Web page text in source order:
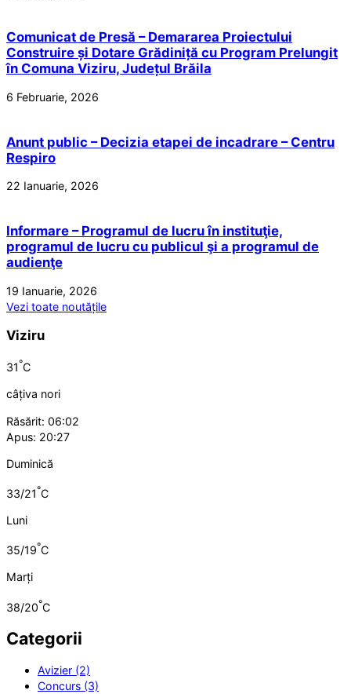
Comunicat de Presă – Demararea Proiectului
Construire și Dotare Grădiniță cu Program Prelungit
în Comuna Viziru, Județul Brăila
6 Februarie, 2026
Anunt public – Decizia etapei de incadrare – Centru
Respiro
22 Ianuarie, 2026
Informare – Programul de lucru în instituţie,
programul de lucru cu publicul şi a programul de
audienţe
19 Ianuarie, 2026
Vezi toate noutățile
Viziru
31°C
câțiva nori
Răsărit: 06:02
Apus: 20:27
Duminică
33/21°C
Luni
35/19°C
Marți
38/20°C
Categorii
Avizier (2)
Concurs (3)